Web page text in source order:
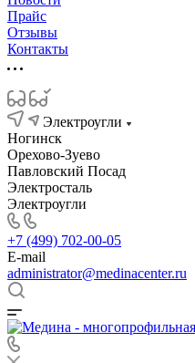
Прайс
Отзывы
Контакты
Электроугли
Ногинск
Орехово-Зуево
Павловский Посад
Электросталь
Электроугли
+7 (499) 702-00-05
E-mail
administrator@medinacenter.ru